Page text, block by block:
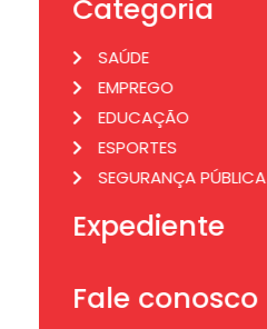
Categoria
SAÚDE
EMPREGO
EDUCAÇÃO
ESPORTES
SEGURANÇA PÚBLICA
Expediente
Fale conosco